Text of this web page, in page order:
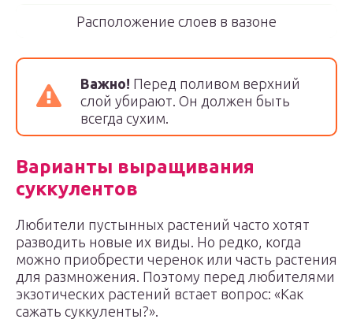
Расположение слоев в вазоне
Важно! Перед поливом верхний
слой убирают. Он должен быть
всегда сухим.
Варианты выращивания
суккулентов
Любители пустынных растений часто хотят
разводить новые их виды. Но редко, когда
можно приобрести черенок или часть растения
для размножения. Поэтому перед любителями
экзотических растений встает вопрос: «Как
сажать суккуленты?».